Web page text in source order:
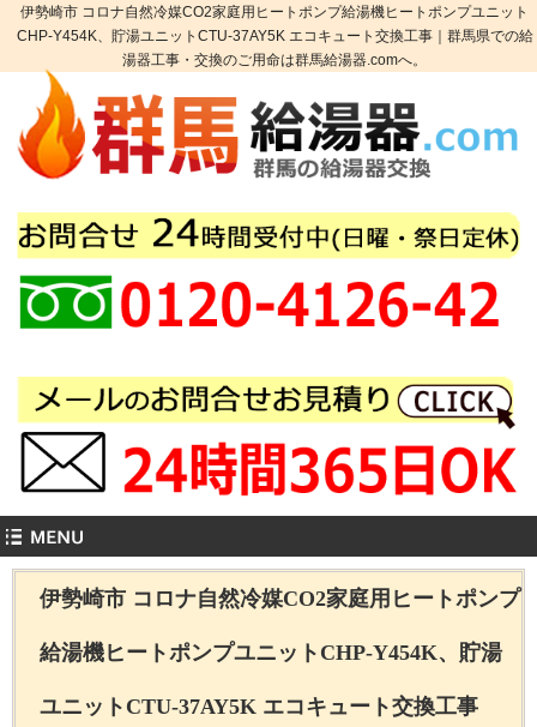
伊勢崎市 コロナ自然冷媒CO2家庭用ヒートポンプ給湯機ヒートポンプユニット
CHP-Y454K、貯湯ユニットCTU-37AY5K エコキュート交換工事｜群馬県での給
湯器工事・交換のご用命は群馬給湯器.comへ。
伊勢崎市 コロナ自然冷媒CO2家庭用ヒートポンプ
給湯機ヒートポンプユニットCHP-Y454K、貯湯
ユニットCTU-37AY5K エコキュート交換工事